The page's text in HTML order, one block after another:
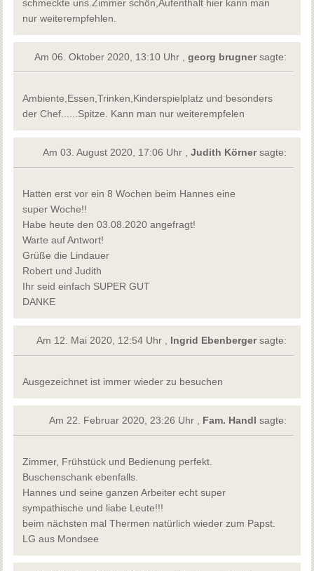
schmeckte uns.Zimmer schön,Aufenthalt hier kann man
nur weiterempfehlen.
Am 06. Oktober 2020, 13:10 Uhr ,georg brugnersagte:
Ambiente,Essen,Trinken,Kinderspielplatz und besonders
der Chef......Spitze. Kann man nur weiterempfelen
Am 03. August 2020, 17:06 Uhr ,Judith Körnersagte:
Hatten erst vor ein 8 Wochen beim Hannes eine
super Woche!!
Habe heute den 03.08.2020 angefragt!
Warte auf Antwort!
Grüße die Lindauer
Robert und Judith
Ihr seid einfach SUPER GUT
DANKE
Am 12. Mai 2020, 12:54 Uhr , Ingrid Ebenbergersagte:
Ausgezeichnet ist immer wieder zu besuchen
Am 22. Februar 2020, 23:26 Uhr , Fam. Handl sagte:
Zimmer, Frühstück und Bedienung perfekt.
Buschenschank ebenfalls.
Hannes und seine ganzen Arbeiter echt super
sympathische und liabe Leute!!!
beim nächsten mal Thermen natürlich wieder zum Papst.
LG aus Mondsee